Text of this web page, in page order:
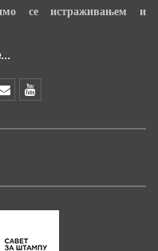
се истраживањем и